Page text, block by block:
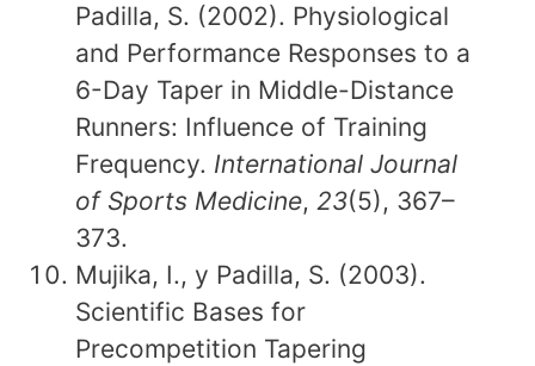
Padilla, S. (2002). Physiological
and Performance Responses to a
6-Day Taper in Middle-Distance
Runners: Influence of Training
Frequency. International Journal
of Sports Medicine, 23(5), 367–
373.
Mujika, I., y Padilla, S. (2003).
Scientific Bases for
Precompetition Tapering